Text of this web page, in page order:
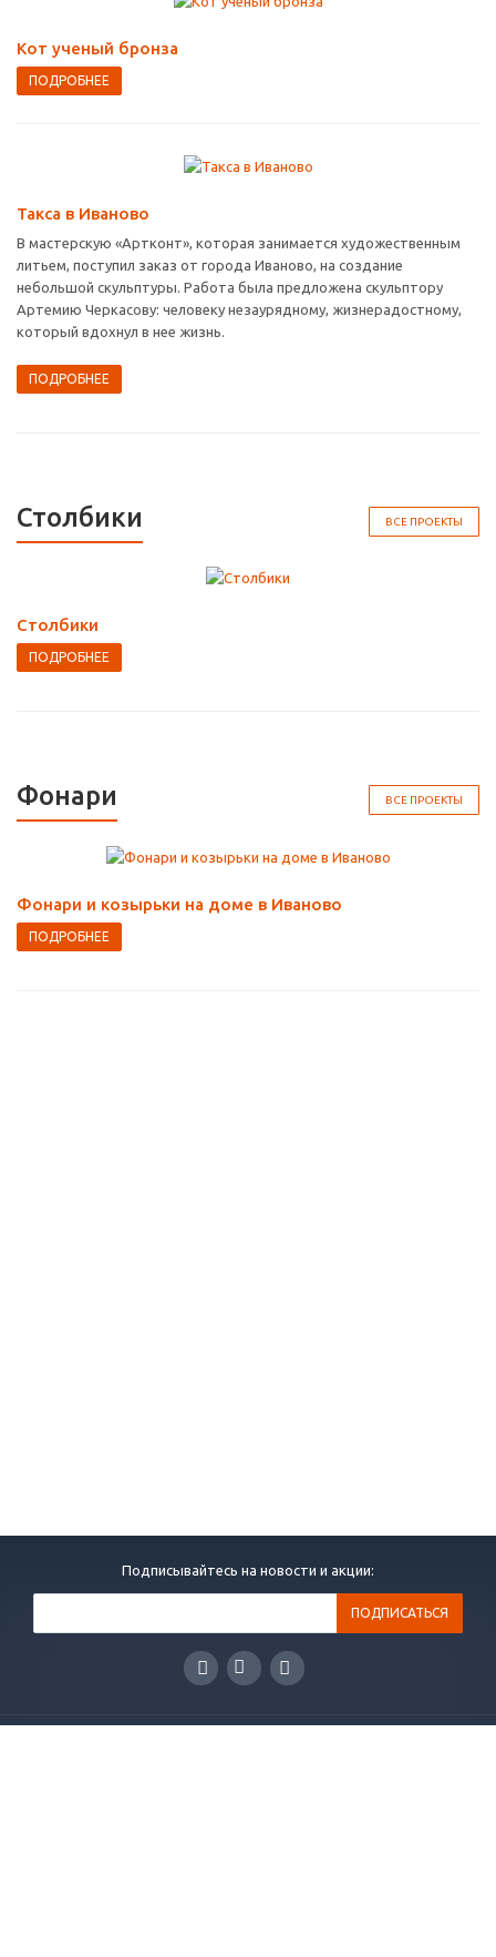
Кот ученый бронза
ПОДРОБНЕЕ
Такса в Иваново
В мастерскую «Артконт», которая занимается художественным
литьем, поступил заказ от города Иваново, на создание
небольшой скульптуры. Работа была предложена скульптору
Артемию Черкасову: человеку незаурядному, жизнерадостному,
который вдохнул в нее жизнь.
ПОДРОБНЕЕ
ВСЕ ПРОЕКТЫ
Столбики
Столбики
ПОДРОБНЕЕ
ВСЕ ПРОЕКТЫ
Фонари
Фонари и козырьки на доме в Иваново
ПОДРОБНЕЕ
Подписывайтесь на новости и акции: